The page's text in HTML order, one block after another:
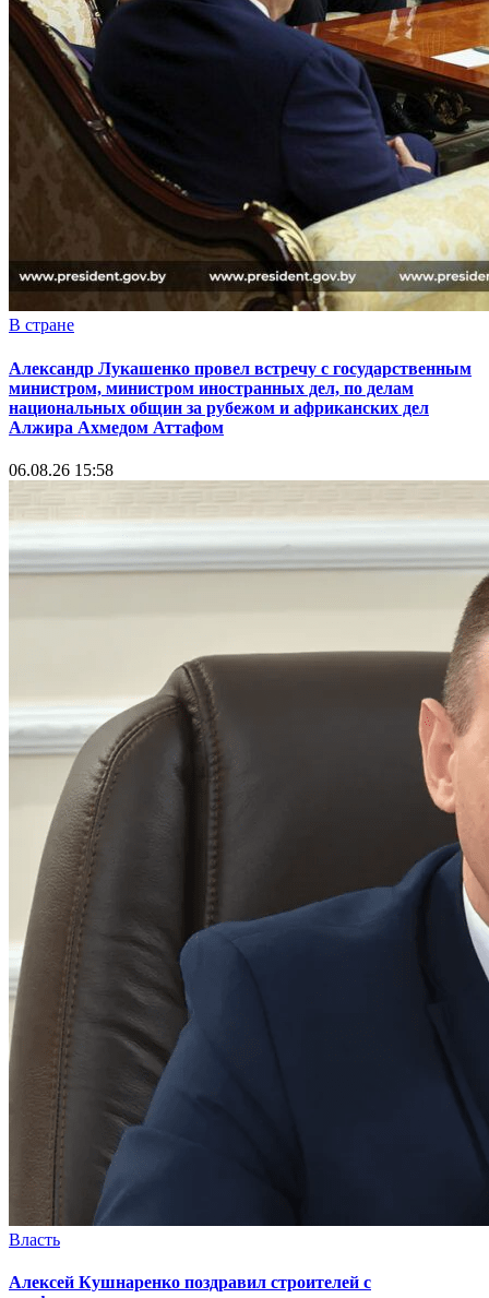
В стране
Александр Лукашенко провел встречу с государственным
министром, министром иностранных дел, по делам
национальных общин за рубежом и африканских дел
Алжира Ахмедом Аттафом
06.08.26 15:58
Власть
Алексей Кушнаренко поздравил строителей с